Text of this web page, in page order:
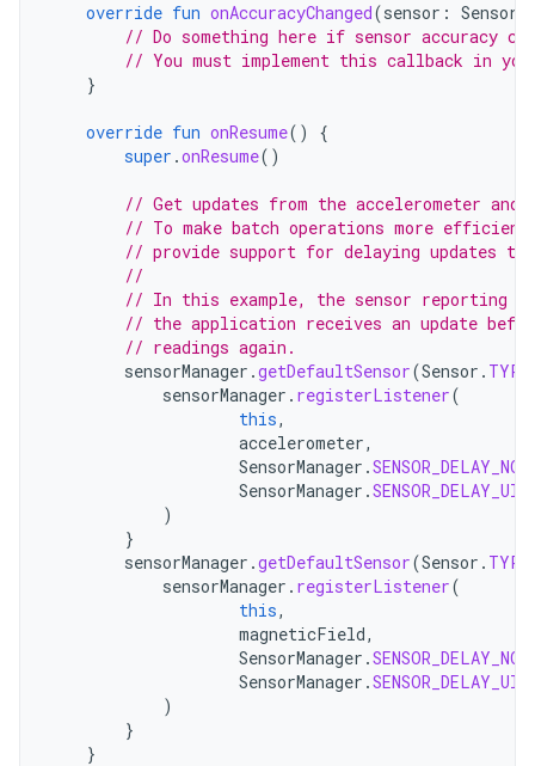
override fun onAccuracyChanged(sensor : Sensor
// Do something here if sensor accuracy
// You must implement this callback in
}
override fun onResume()
{
super .onResume()
// Get updates from the accelerometer and
// To make batch operations more efficient
// provide support for delaying updates
//
// In this example, the sensor reporting
// the application receives an update
// readings again.
sensorManager .getDefaultSensor(Sensor .
sensorManager . registerListener(
this,
accelerometer,
SensorManager .
SensorManager .SENSOR_DELAY_UI
)
}
sensorManager .getDefaultSensor(Sensor .
sensorManager . registerListener(
this,
magneticField,
SensorManager .
SensorManager .SENSOR_DELAY_UI
)
}
}